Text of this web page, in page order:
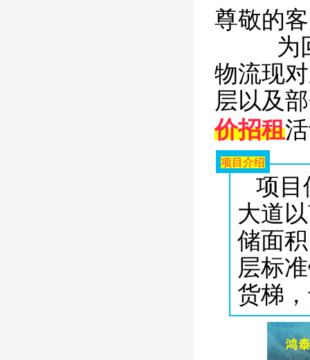
尊敬的
为回
物流现
层以及
价招租
项目介绍
项目
大道
储面
层标
货梯